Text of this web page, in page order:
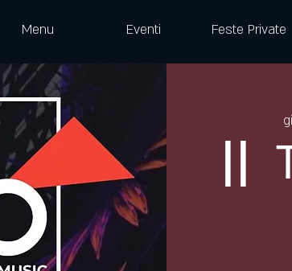
Menu Eventi Feste Private
||